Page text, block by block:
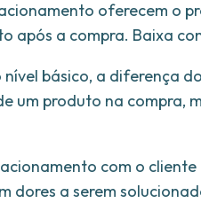
oferecem o
após a compra. Baixa
básico, a diferença
um produto na compra,
com o
dores a serem